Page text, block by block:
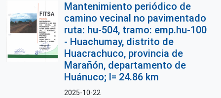
Mantenimiento periódico de
camino vecinal no pavimentado
ruta: hu-504, tramo: emp.hu-100
- Huachumay, distrito de
Huacrachuco, provincia de
Marañón, departamento de
Huánuco; l= 24.86 km
2025-10-22